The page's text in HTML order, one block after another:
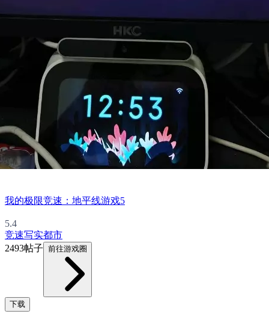
我的极限竞速：地平线游戏5
5.4
竞速写实都市
2493帖子 前往游戏圈
下载